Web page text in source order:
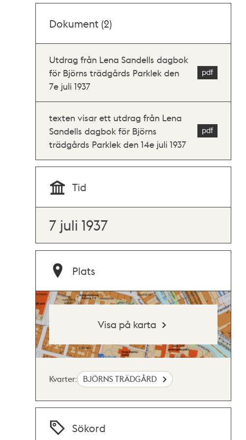
Dokument (2)
Utdrag från Lena Sandells dagbok
för Björns trädgårds Parklek den
7e juli 1937
texten visar ett utdrag från Lena
Sandells dagbok för Björns
trädgårds Parklek den 14e juli 1937
Tid
7 juli 1937
Plats
Visa på karta
Kvarter: BJÖRNS TRÄDGÅRD
Sökord